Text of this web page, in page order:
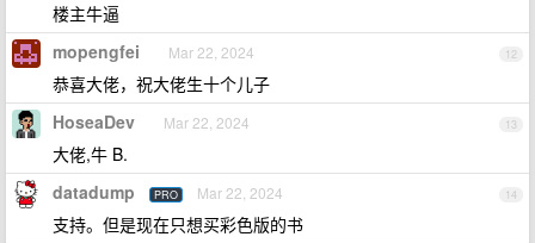
楼主牛逼
12
mopengfei Mar 22, 2024
恭喜大佬，祝大佬生十个儿子
13
HoseaDev Mar 22, 2024
大佬,牛 B.
14
datadump PRO Mar 22, 2024
支持。但是现在只想买彩色版的书